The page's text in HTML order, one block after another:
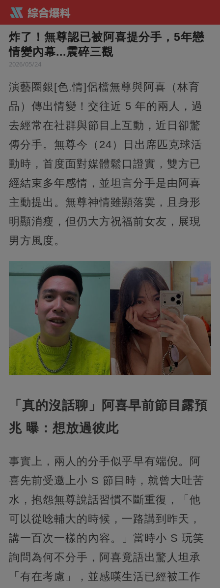
炸了！無尊認已被阿喜提分手，5年戀
情變內幕...震碎三觀
2026/05/24
演藝圈銀[色.情]侶檔無尊與阿喜（林育
品）傳出情變！交往近 5 年的兩人，過
去經常在社群與節目上互動，近日卻驚
傳分手。無尊今（24）日出席匹克球活
動時，首度面對媒體鬆口證實，雙方已
經結束多年感情，並坦言分手是由阿喜
主動提出。無尊神情雖顯落寞，且身形
明顯消瘦，但仍大方祝福前女友，展現
男方風度。
「真的沒話聊」阿喜早前節目露預
兆 曝：想放過彼此
事實上，兩人的分手似乎早有端倪。阿
喜先前受邀上小 S 節目時，就曾大吐苦
水，抱怨無尊說話習慣不斷重復，「他
可以從唸輔大的時候，一路講到昨天，
講一百次一樣的內容。」當時小 S 玩笑
詢問為何不分手，阿喜竟語出驚人坦承
「有在考慮」，並感嘆生活已經被工作